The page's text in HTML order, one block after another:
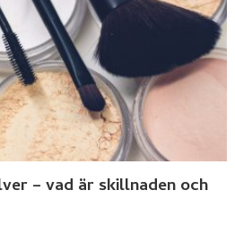
– vad är skillnaden och